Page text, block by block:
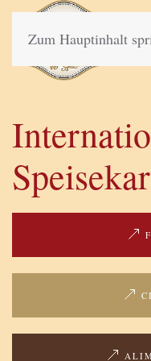
Zum Hauptinhalt